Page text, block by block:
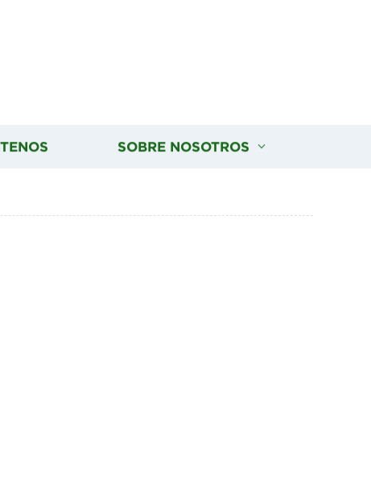
SOBRE NOSOTROS